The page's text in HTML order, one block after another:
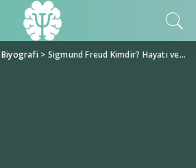
Biyografi> Sigmund Freud Kimdir? Hayatı ve Çalışmaları